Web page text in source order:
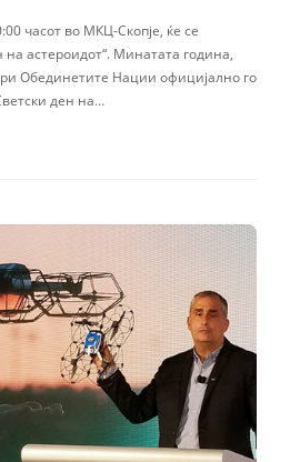
часот во МКЦ-Скопје, ќе се
на астероидот“. Минатата година,
Обединетите Нации официјално го
ден на…